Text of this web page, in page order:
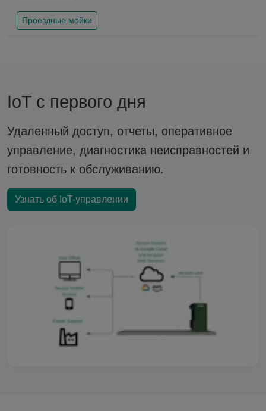
Проездные мойки
IoT с первого дня
Удаленный доступ, отчеты, оперативное
управление, диагностика неисправностей и
готовность к обслуживанию.
Узнать об IoT-управлении